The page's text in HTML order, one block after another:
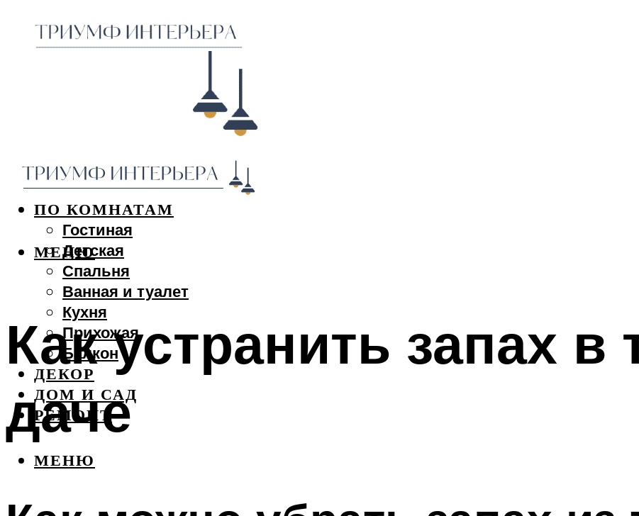
ДИЗАЙН ИНТЕРЬЕРА
ПО КОМНАТАМ
Гостиная
Детская
Спальня
Ванная и туалет
Кухня
Прихожая
Балкон
ДЕКОР
ДОМ И САД
РЕМОНТ
МЕНЮ
МЕНЮ
Как устранить запах в
даче